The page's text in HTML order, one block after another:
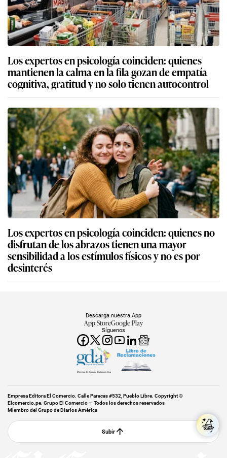
Los expertos en psicología coinciden: quienes
mantienen la calma en la fila gozan de empatía
cognitiva, gratitud y no solo tienen autocontrol
Los expertos en psicología coinciden: quienes no
disfrutan de los abrazos tienen una mayor
sensibilidad a los estímulos físicos y no es por
desinterés
Síguenos
Descarga nuestra App
App StoreGoogle Play
Miembro del Grupo de Diarios América
Empresa Editora El Comercio. Calle Paracas #532, Pueblo Libre. Copyright ©
Elcomercio.pe. Grupo El Comercio — Todos los derechos reservados
Miembro del Grupo de Diarios América
Subir